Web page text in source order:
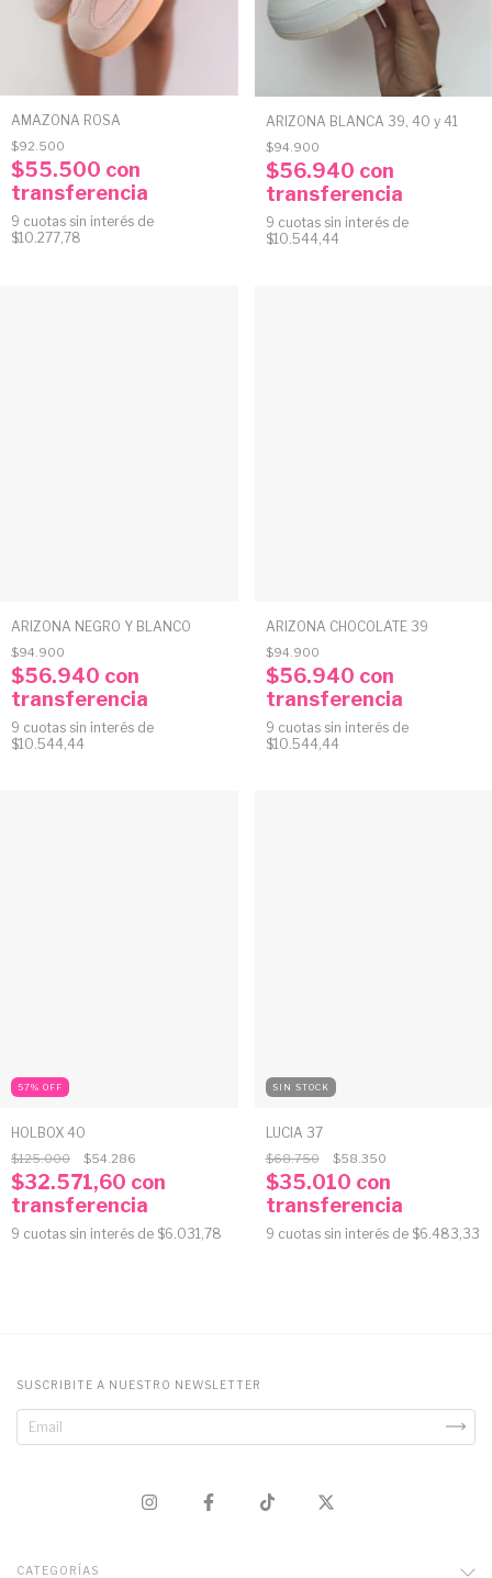
AMAZONA ROSA
$92.500
$55.500 con
transferencia
9 cuotas sin interés de
$10.277,78
ARIZONA BLANCA 39, 40 y 41
$94.900
$56.940 con
transferencia
9 cuotas sin interés de
$10.544,44
ARIZONA NEGRO Y BLANCO
$94.900
$56.940 con
transferencia
9 cuotas sin interés de
$10.544,44
ARIZONA CHOCOLATE 39
$94.900
$56.940 con
transferencia
9 cuotas sin interés de
$10.544,44
57% OFF
HOLBOX 40
$125.000 $54.286
$32.571,60 con
transferencia
9 cuotas sin interés de $6.031,78
SIN STOCK
LUCIA 37
$68.750 $58.350
$35.010 con
transferencia
9 cuotas sin interés de $6.483,33
SUSCRIBITE A NUESTRO NEWSLETTER
CATEGORÍAS